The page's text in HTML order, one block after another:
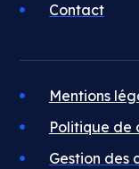
Contact
Mentions
Politique de
Gestion des